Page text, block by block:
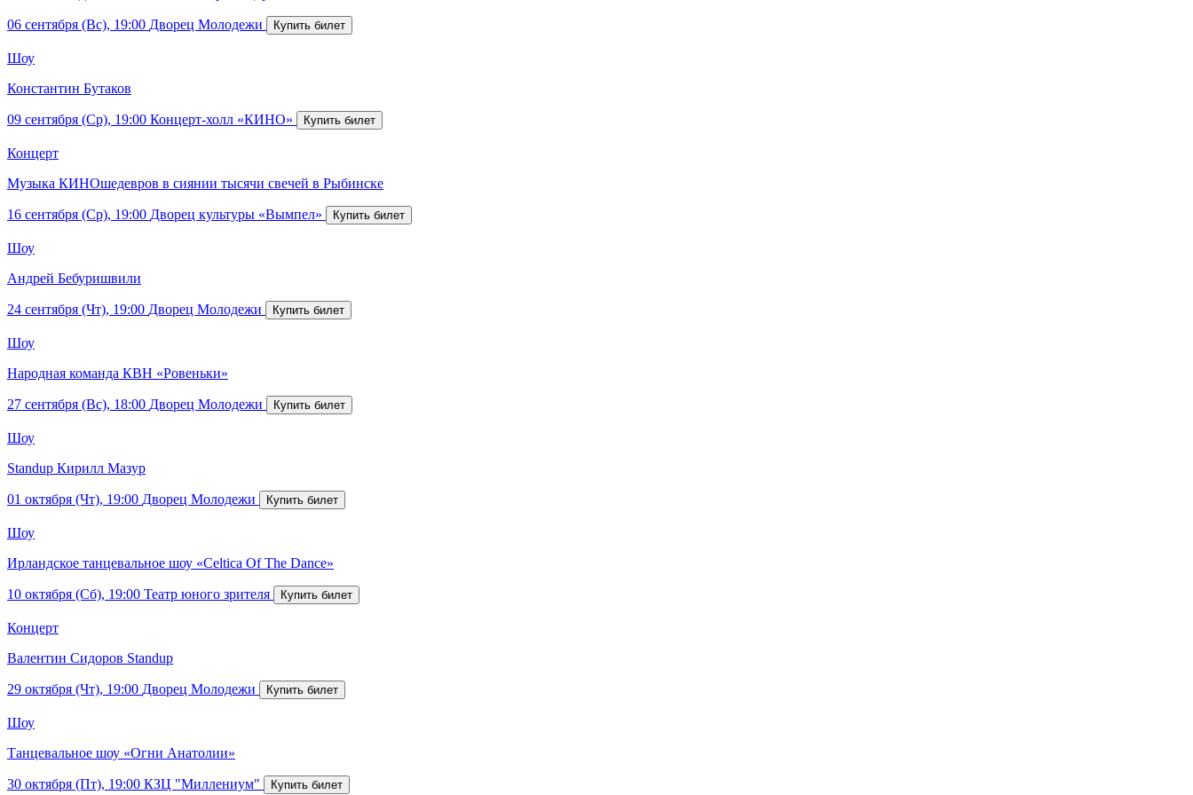
06 сентября (Вс), 19:00 Дворец Молодежи
Шоу
Константин Бутаков
09 сентября (Ср), 19:00 Концерт-холл «КИНО»
Концерт
Музыка КИНОшедевров в сиянии тысячи свечей в Рыбинске
16 сентября (Ср), 19:00 Дворец культуры «Вымпел»
Шоу
Андрей Бебуришвили
24 сентября (Чт), 19:00 Дворец Молодежи
Шоу
Народная команда КВН «Ровеньки»
27 сентября (Вс), 18:00 Дворец Молодежи
Шоу
Standup Кирилл Мазур
01 октября (Чт), 19:00 Дворец Молодежи
Шоу
Ирландское танцевальное шоу «Celtica Of The Dance»
10 октября (Сб), 19:00 Театр юного зрителя
Концерт
Валентин Сидоров Standup
29 октября (Чт), 19:00 Дворец Молодежи
Шоу
Танцевальное шоу «Огни Анатолии»
30 октября (Пт), 19:00 КЗЦ "Миллениум"